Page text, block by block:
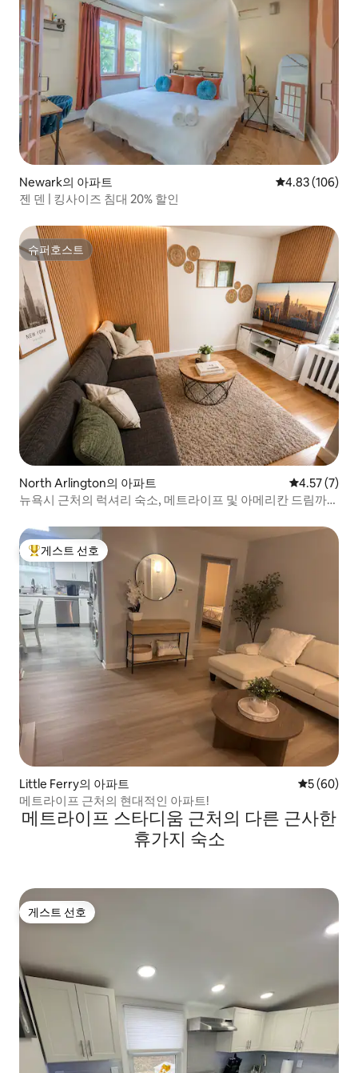
Newark의 아파트 평점 4.83점(5
4.83 (106)
젠 덴 | 킹사이즈 침대 20% 할인
슈퍼호스트
슈퍼호스트
North Arlington의 아파트 평점 4.57점
4.57 (7)
뉴욕시 근처의 럭셔리 숙소, 메트라이프 및 아메리칸 드림까지
상위 게스트 선호
게스트 선호
Little Ferry의 아파트 평점 5점(5
5 (60)
메트라이프 근처의 현대적인 아파트!
메트라이프 스타디움 근처의 다른 근사한
휴가지 숙소
게스트 선호
게스트 선호